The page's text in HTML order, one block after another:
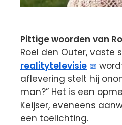
Pittige woorden van
Roel den Outer,
realitytelevisie
aflevering stelt hij
man?” Het is een
Keijser, eveneens
een toelichting.